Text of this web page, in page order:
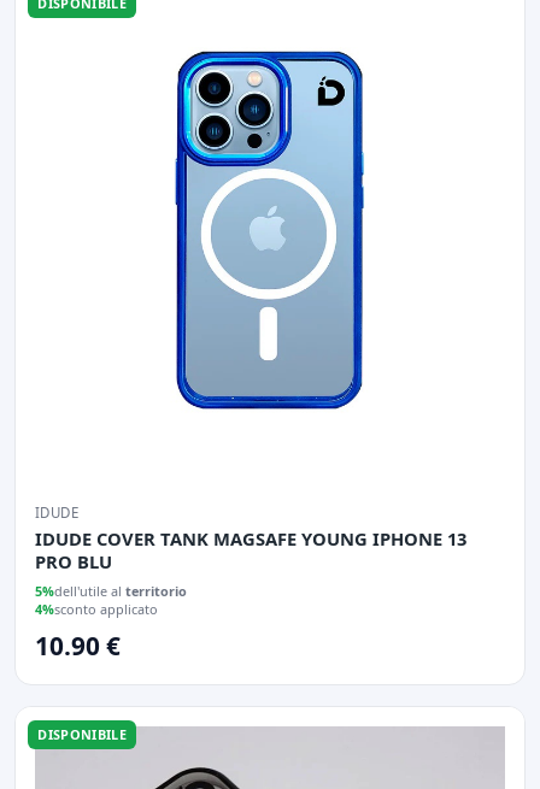
IDUDE
IDUDE COVER TANK MAGSAFE YOUNG IPHONE 13
PRO BLU
5%dell'utile al territorio
4%sconto applicato
10.90 €
DISPONIBILE